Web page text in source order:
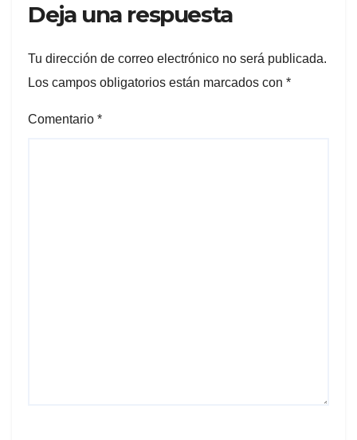
Deja una respuesta
Tu dirección de correo electrónico no será publicada.
Los campos obligatorios están marcados con *
Comentario *